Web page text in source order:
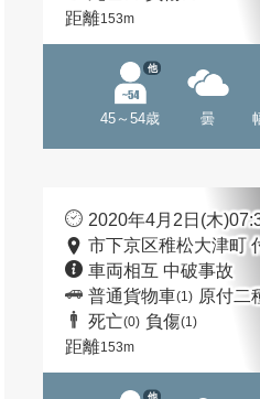
距離153m
45～54歳
他
曇
2020年4月2日(木
市下京区稚松大津町
車両相互 中破事故
普通貨物車(1) 原付二
死亡(0) 負傷(1)
距離153m
他